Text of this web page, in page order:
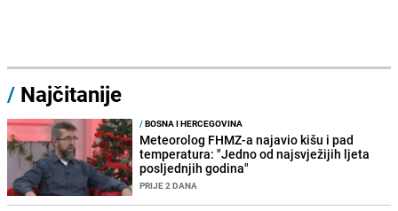
/ Najčitanije
/BOSNA I HERCEGOVINA
Meteorolog FHMZ-a najavio kišu i pad
temperatura: "Jedno od najsvježijih ljeta
posljednjih godina"
PRIJE 2 DANA